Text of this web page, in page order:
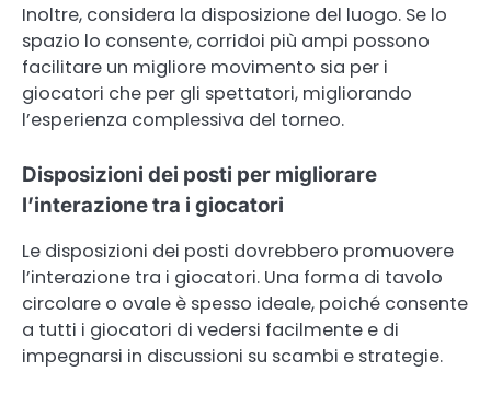
Inoltre, considera la disposizione del luogo. Se lo
spazio lo consente, corridoi più ampi possono
facilitare un migliore movimento sia per i
giocatori che per gli spettatori, migliorando
l’esperienza complessiva del torneo.
Disposizioni dei posti per migliorare
l’interazione tra i giocatori
Le disposizioni dei posti dovrebbero promuovere
l’interazione tra i giocatori. Una forma di tavolo
circolare o ovale è spesso ideale, poiché consente
a tutti i giocatori di vedersi facilmente e di
impegnarsi in discussioni su scambi e strategie.